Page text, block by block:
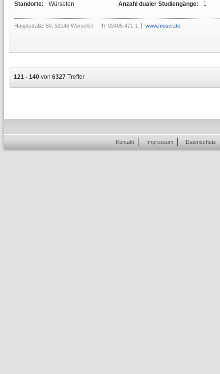
Standorte:
Würselen
Anzahl dualer Studiengänge:
1
Hauptstraße 50, 52146 Würselen T: 02405 471-1 www.moser.de
121 - 140 von 6327 Treffer
Kontakt Impressum Datenschutz